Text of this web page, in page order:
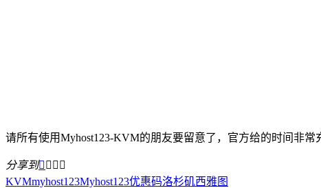
请所有使用Myhost123-KVM的朋友要留意了，官方给的时间非常
分享到   
KVMmyhost123Myhost123优惠码洛杉矶西雅图